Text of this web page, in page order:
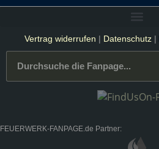
Vertrag widerrufen | Datenschutz|
FEUERWERK-FANPAGE.de Partner: